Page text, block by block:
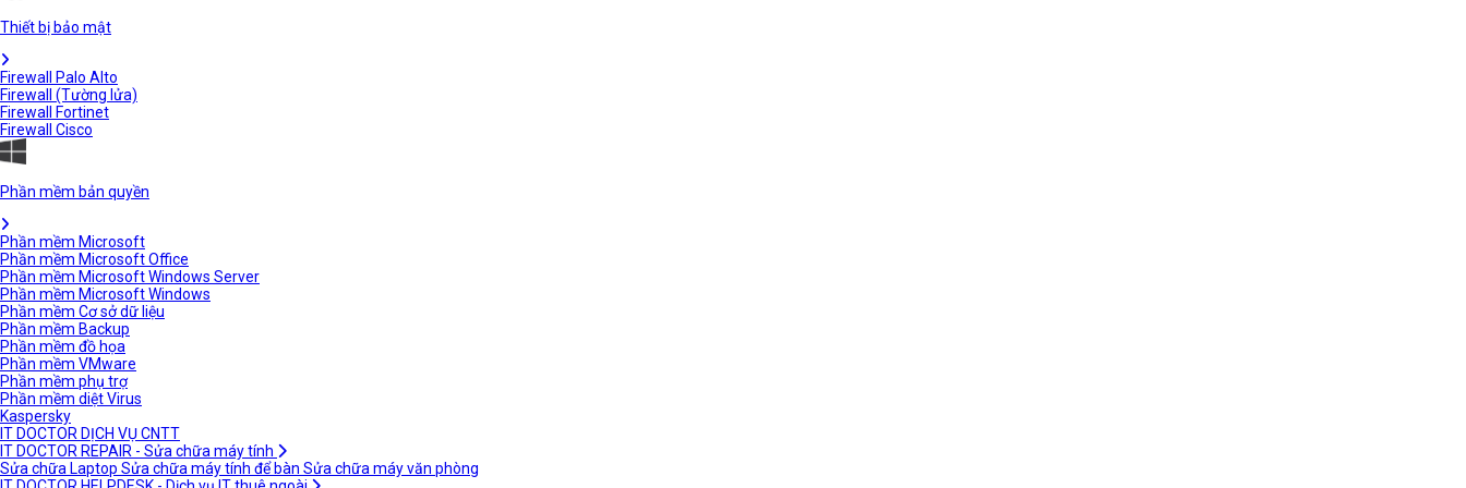
Thiết bị bảo mật
Firewall Palo Alto
Firewall (Tường lửa)
Firewall Fortinet
Firewall Cisco
Phần mềm bản quyền
Phần mềm Microsoft
Phần mềm Microsoft Office
Phần mềm Microsoft Windows Server
Phần mềm Microsoft Windows
Phần mềm Cơ sở dữ liệu
Phần mềm Backup
Phần mềm đồ họa
Phần mềm VMware
Phần mềm phụ trợ
Phần mềm diệt Virus
Kaspersky
IT DOCTOR DỊCH VỤ CNTT
IT DOCTOR REPAIR - Sửa chữa máy tính
Sửa chữa Laptop Sửa chữa máy tính để bàn Sửa chữa máy văn phòng